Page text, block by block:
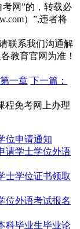
网”的，转载必
）”,违者将
联系我们沟通解
教育官网为准！
一章 下一篇：
程免考网上办理
位申请通知
请学士学位外语
士学位证书领取
位外语考试报名
科毕业生毕业论